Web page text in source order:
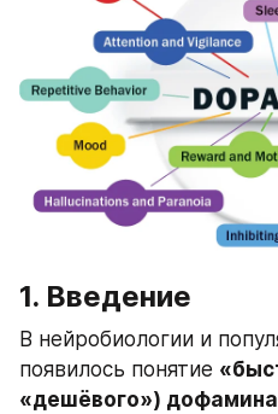
1. Введение
В нейробиологии и
появилось понятие
«дешёвого») дофамина